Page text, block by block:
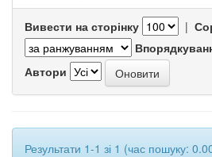
Вивести на сторінку |
Автори
Результати 1-1 зі 1 (час пошуку: